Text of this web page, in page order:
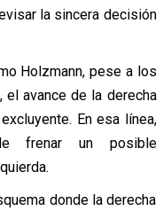
la sincera decisión
Holzmann, pese a los
avance de la derecha
En esa línea,
frenar un posible
donde la derecha